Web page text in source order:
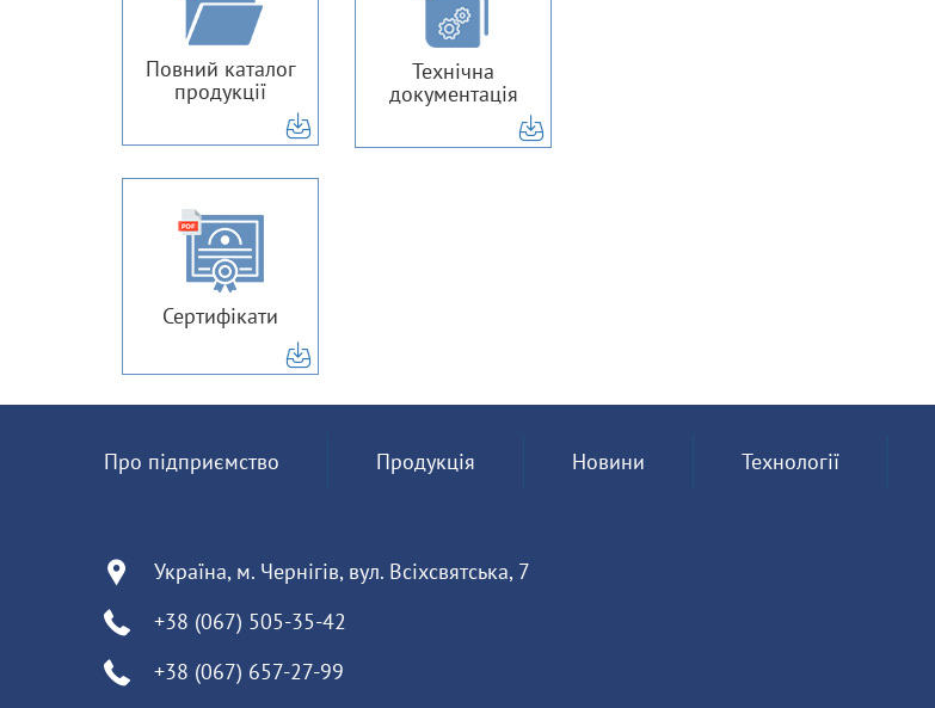
Повний каталог
продукції
Технічна
документація
Сертифікати
Про підприємство Продукція Новини Технології
Україна, м. Чернігів, вул. Всіхсвятська, 7
+38 (067) 505-35-42
+38 (067) 657-27-99